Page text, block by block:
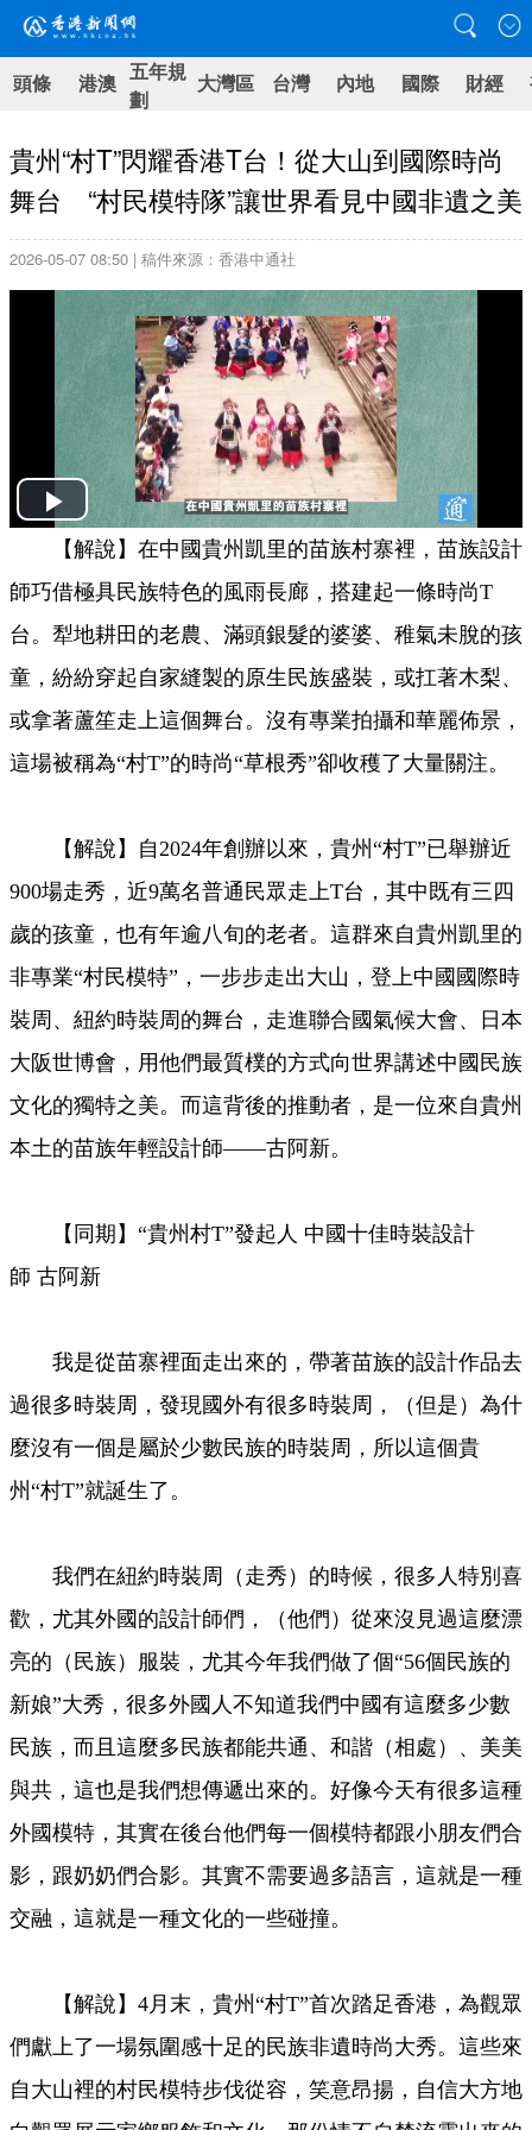
頭條 港澳 五年規
劃
大灣區 台灣 內地 國際 財經
貴州“村T”閃耀香港T台！從大山到國際時尚
舞台 “村民模特隊”讓世界看見中國非遺之美
2026-05-07 08:50 | 稿件來源：香港中通社
Play
Video
【解說】在中國貴州凱里的苗族村寨裡，苗族設計
師巧借極具民族特色的風雨長廊，搭建起一條時尚T
台。犁地耕田的老農、滿頭銀髮的婆婆、稚氣未脫的孩
童，紛紛穿起自家縫製的原生民族盛裝，或扛著木梨、
或拿著蘆笙走上這個舞台。沒有專業拍攝和華麗佈景，
這場被稱為“村T”的時尚“草根秀”卻收穫了大量關注。
【解說】自2024年創辦以來，貴州“村T”已舉辦近
900場走秀，近9萬名普通民眾走上T台，其中既有三四
歲的孩童，也有年逾八旬的老者。這群來自貴州凱里的
非專業“村民模特”，一步步走出大山，登上中國國際時
裝周、紐約時裝周的舞台，走進聯合國氣候大會、日本
大阪世博會，用他們最質樸的方式向世界講述中國民族
文化的獨特之美。而這背後的推動者，是一位來自貴州
本土的苗族年輕設計師——古阿新。
【同期】“貴州村T”發起人 中國十佳時裝設計
師 古阿新
我是從苗寨裡面走出來的，帶著苗族的設計作品去
過很多時裝周，發現國外有很多時裝周，（但是）為什
麼沒有一個是屬於少數民族的時裝周，所以這個貴
州“村T”就誕生了。
我們在紐約時裝周（走秀）的時候，很多人特別喜
歡，尤其外國的設計師們，（他們）從來沒見過這麼漂
亮的（民族）服裝，尤其今年我們做了個“56個民族的
新娘”大秀，很多外國人不知道我們中國有這麼多少數
民族，而且這麼多民族都能共通、和諧（相處）、美美
與共，這也是我們想傳遞出來的。好像今天有很多這種
外國模特，其實在後台他們每一個模特都跟小朋友們合
影，跟奶奶們合影。其實不需要過多語言，這就是一種
交融，這就是一種文化的一些碰撞。
【解說】4月末，貴州“村T”首次踏足香港，為觀眾
們獻上了一場氛圍感十足的民族非遺時尚大秀。這些來
自大山裡的村民模特步伐從容，笑意昂揚，自信大方地